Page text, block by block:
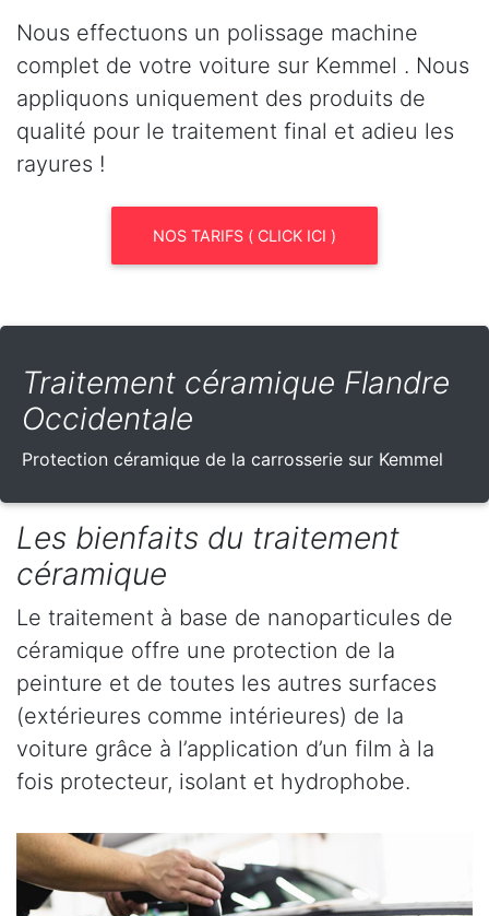
Nous effectuons un polissage machine
complet de votre voiture sur Kemmel . Nous
appliquons uniquement des produits de
qualité pour le traitement final et adieu les
rayures !
NOS TARIFS ( CLICK ICI )
Traitement céramique Flandre
Occidentale
Protection céramique de la carrosserie sur Kemmel
Les bienfaits du traitement
céramique
Le traitement à base de nanoparticules de
céramique offre une protection de la
peinture et de toutes les autres surfaces
(extérieures comme intérieures) de la
voiture grâce à l’application d’un film à la
fois protecteur, isolant et hydrophobe.